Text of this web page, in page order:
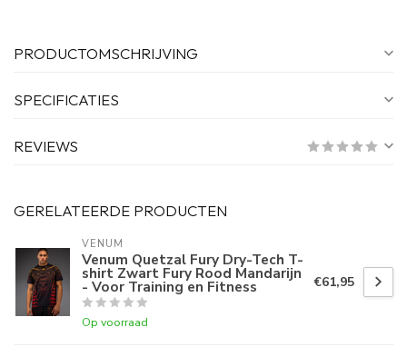
PRODUCTOMSCHRIJVING
SPECIFICATIES
REVIEWS
GERELATEERDE PRODUCTEN
VENUM
Venum Quetzal Fury Dry-Tech T-
shirt Zwart Fury Rood Mandarijn
- Voor Training en Fitness
Op voorraad
€61,95